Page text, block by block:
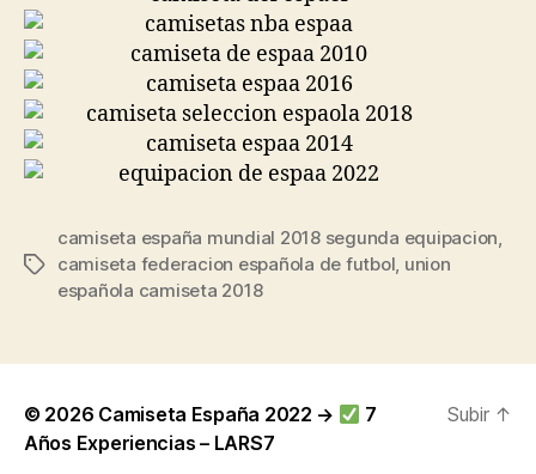
Etiquetas
camiseta españa mundial 2018 segunda equipacion,
camiseta federacion española de futbol, union
española camiseta 2018
© 2026 Camiseta España 2022 →
7
Años Experiencias – LARS7
Subir ↑